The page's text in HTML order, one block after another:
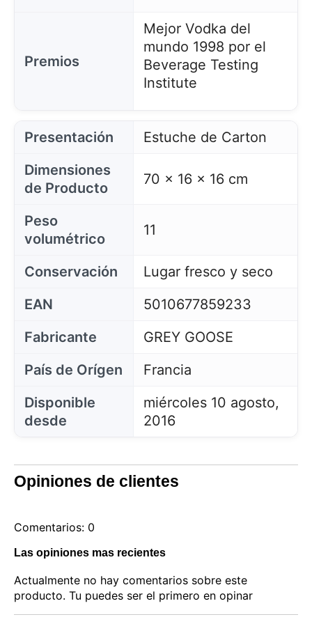
Premios
Mejor Vodka del
mundo 1998 por el
Beverage Testing
Institute
Presentación
Estuche de Carton
Dimensiones
de Producto
70 x 16 x 16 cm
Peso
volumétrico
11
Conservación
Lugar fresco y seco
EAN
5010677859233
Fabricante
GREY GOOSE
País de Orígen
Francia
Disponible
desde
miércoles 10 agosto,
2016
Opiniones de clientes
Comentarios: 0
Las opiniones mas recientes
Actualmente no hay comentarios sobre este
producto. Tu puedes ser el primero en opinar